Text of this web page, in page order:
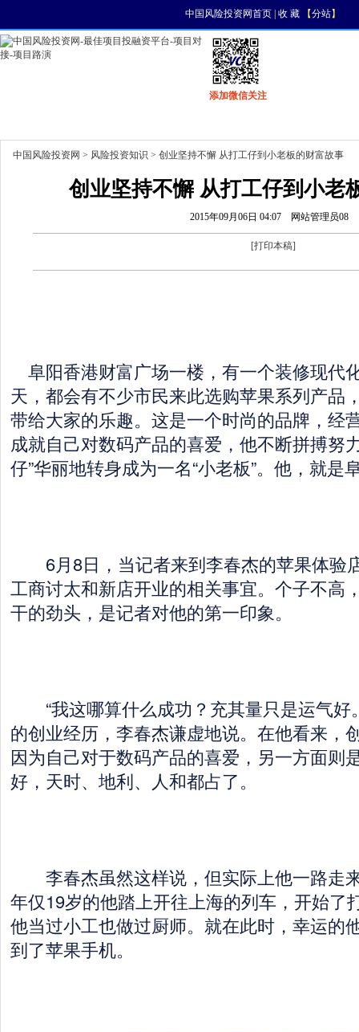
中国风险投资网首页| 收 藏【分站】
添加微信关注
中国风险投资网 > 风险投资知识 > 创业坚持不懈 从打工仔到小老板的财富故事
创业坚持不懈 从打工仔到小老
2015年09月06日 04:07 网站管理员08
[打印本稿]
阜阳香港财富广场一楼，有一个装修现代
天，都会有不少市民来此选购苹果系列产品
带给大家的乐趣。这是一个时尚的品牌，经
成就自己对数码产品的喜爱，他不断拼搏努
仔”华丽地转身成为一名“小老板”。他，就是
6月8日，当记者来到李春杰的苹果体验
工商讨太和新店开业的相关事宜。个子不高
干的劲头，是记者对他的第一印象。
“我这哪算什么成功？充其量只是运气好
的创业经历，李春杰谦虚地说。在他看来，
因为自己对于数码产品的喜爱，另一方面则
好，天时、地利、人和都占了。
李春杰虽然这样说，但实际上他一路走
年仅19岁的他踏上开往上海的列车，开始了
他当过小工也做过厨师。就在此时，幸运的
到了苹果手机。